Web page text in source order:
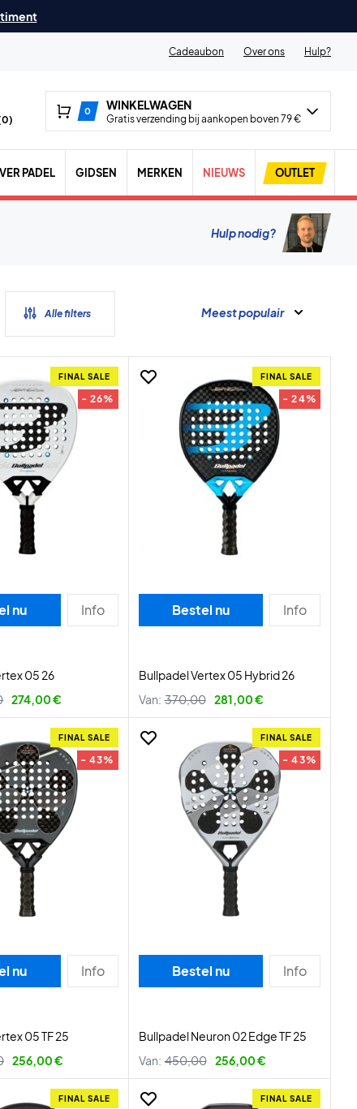
Cadeaubon Over ons Hulp?
0)
0 WINKELWAGEN
Gratis verzending bij aankopen boven 79 €
PADEL GIDSEN MERKEN NIEUWS OUTLET
Hulp nodig?
Alle filters Meest populair
FINAL SALE
- 26%
nu Info
05 26
274,00 €
FINAL SALE
- 24%
Bestel nu Info
Bullpadel Vertex 05 Hybrid 26
Van: 370,00 281,00 €
FINAL SALE
- 43%
nu Info
05 TF 25
256,00 €
FINAL SALE
- 43%
Bestel nu Info
Bullpadel Neuron 02 Edge TF 25
Van: 450,00 256,00 €
FINAL SALE FINAL SALE